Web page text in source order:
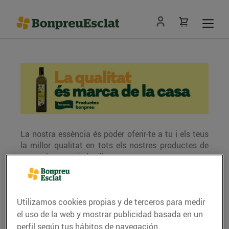
La nostra essència és poder oferir-te a tu i els teus
la millor qualitat en tots els nostres productes de
marca bonpreu i al millor preu.
Perquè, a Bonpreu i Esclat, la qualitat i el preu són
Els productes bonpreu els identificaràs de seguida:
Utilizamos cookies propias y de terceros para medir
el uso de la web y mostrar publicidad basada en un
perfil según tus hábitos de navegación.